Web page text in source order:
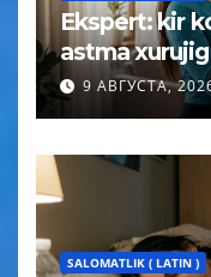
Ekspert: kir
astma
9 АВГУСТА,
SALOMATLIK ( LATIN )